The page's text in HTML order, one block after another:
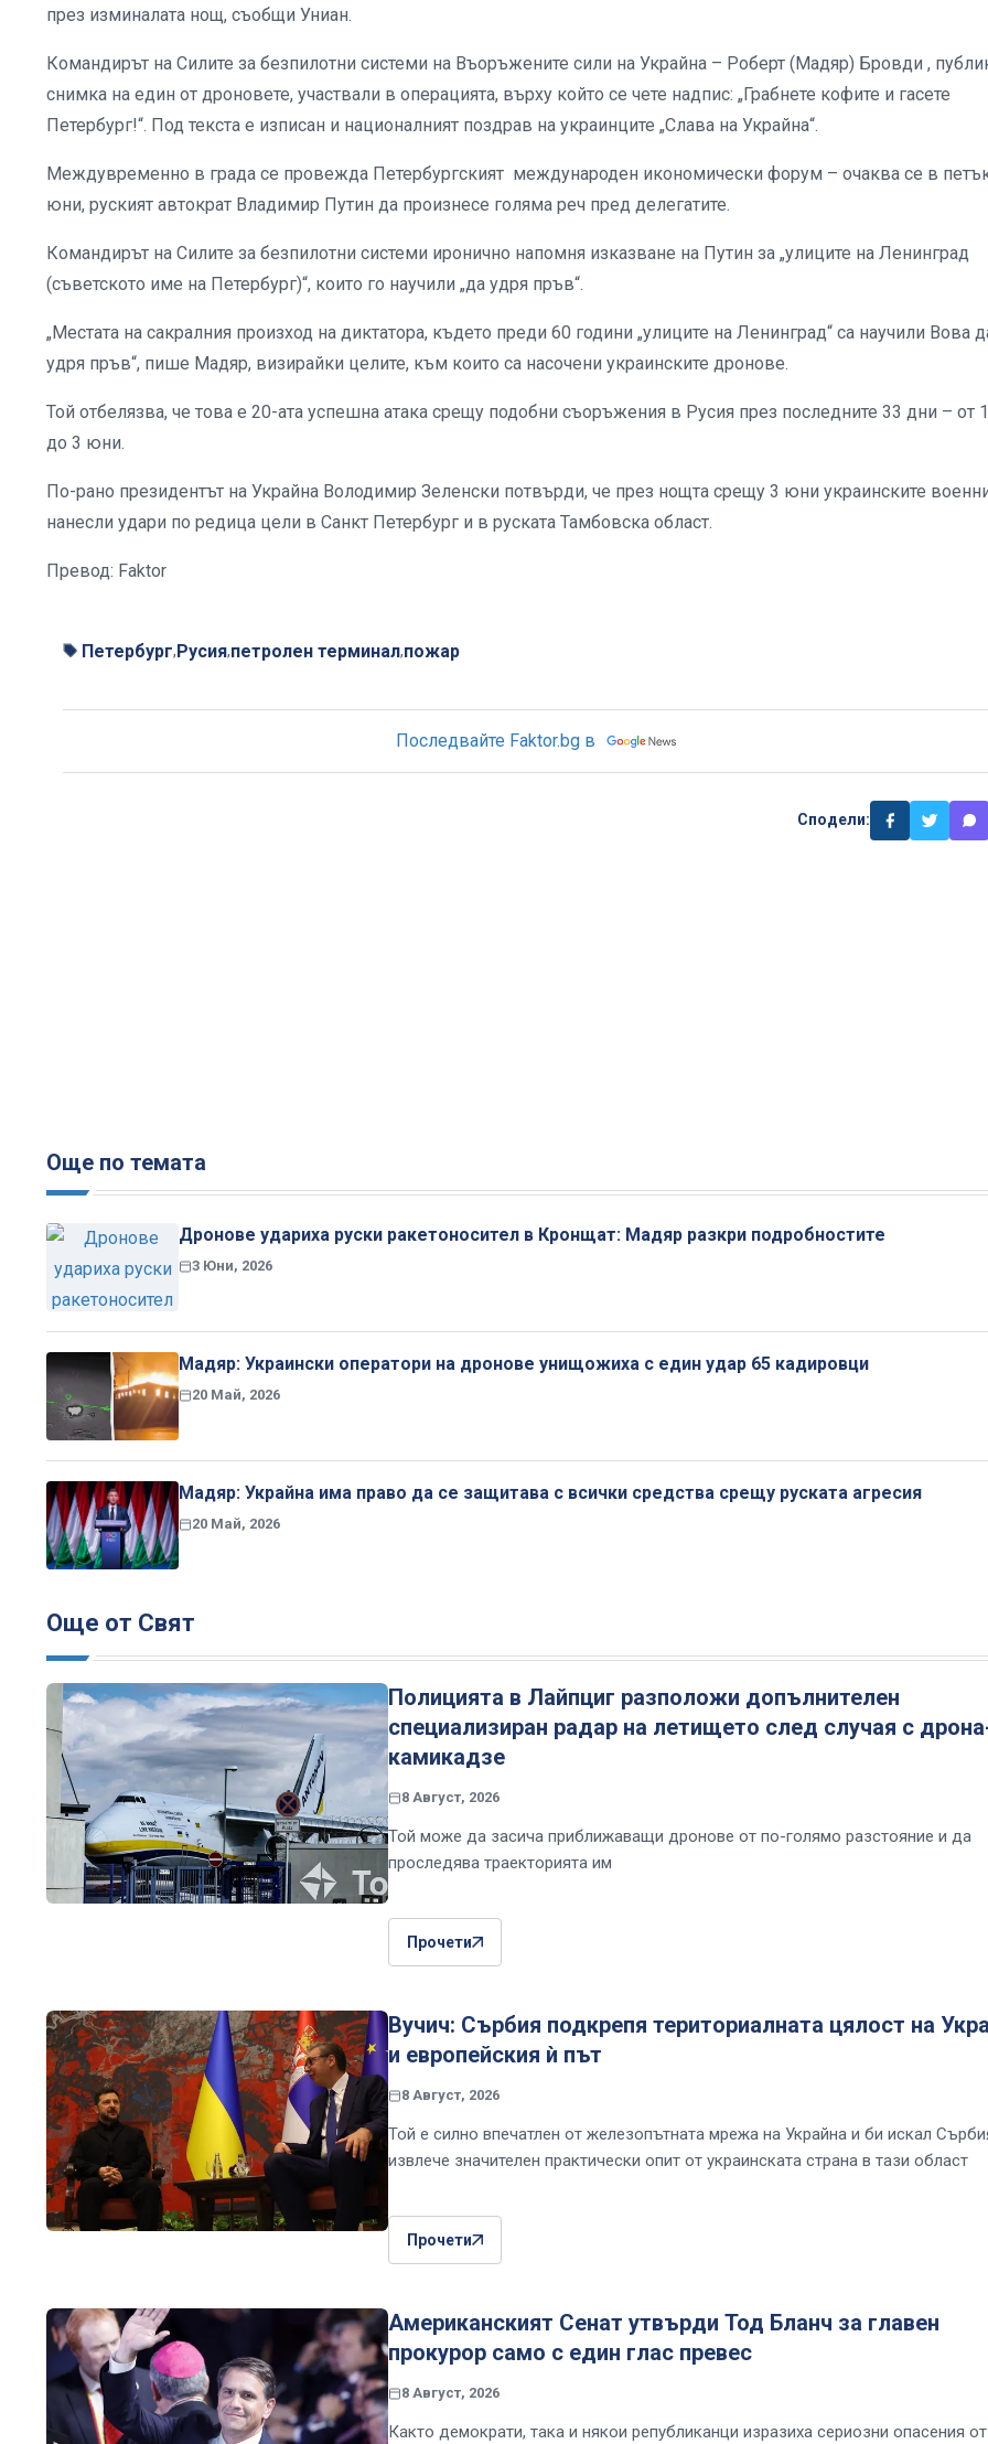
през изминалата нощ, съобщи Униан.
Командирът на Силите за безпилотни системи на Въоръжените сили на Украйна – Роберт (Мадяр) Бровди ,
снимка на един от дроновете, участвали в операцията, върху който се чете надпис: „Грабнете кофите и гасете
Петербург!“. Под текста е изписан и националният поздрав на украинците „Слава на Украйна“.
Междувременно в града се провежда Петербургският международен икономически форум – очаква се в
юни, руският автократ Владимир Путин да произнесе голяма реч пред делегатите.
Командирът на Силите за безпилотни системи иронично напомня изказване на Путин за „улиците на Ленинград
(съветското име на Петербург)“, които го научили „да удря пръв“.
„Местата на сакралния произход на диктатора, където преди 60 години „улиците на Ленинград“ са научили Вова
удря пръв“, пише Мадяр, визирайки целите, към които са насочени украинските дронове.
Той отбелязва, че това е 20-ата успешна атака срещу подобни съоръжения в Русия през последните 33 дни – от
до 3 юни.
По-рано президентът на Украйна Володимир Зеленски потвърди, че през нощта срещу 3 юни украинските
нанесли удари по редица цели в Санкт Петербург и в руската Тамбовска област.
Превод: Faktor
Петербург,Русия,петролен терминал,пожар
Последвайте Faktor.bg в
Сподели:
Още по темата
Дронове удариха руски ракетоносител в Кронщат: Мадяр разкри подробностите
3 Юни, 2026
Мадяр: Украински оператори на дронове унищожиха с един удар 65 кадировци
20 Май, 2026
Мадяр: Украйна има право да се защитава с всички средства срещу руската агресия
20 Май, 2026
Още от Свят
Полицията в Лайпциг разположи допълнителен
специализиран радар на летището след случая с
камикадзе
8 Август, 2026
Той може да засича приближаващи дронове от по-голямо разстояние и да
проследява траекторията им
Прочети
Вучич: Сърбия подкрепя териториалната цялост на
и европейския ѝ път
8 Август, 2026
Той е силно впечатлен от железопътната мрежа на Украйна и би искал
извлече значителен практически опит от украинската страна в тази област
Прочети
Американският Сенат утвърди Тод Бланч за главен
прокурор само с един глас превес
8 Август, 2026
Както демократи, така и някои републиканци изразиха сериозни опасения от